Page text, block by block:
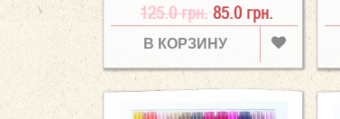
125.0 грн. 85.0 грн.
В КОРЗИНУ